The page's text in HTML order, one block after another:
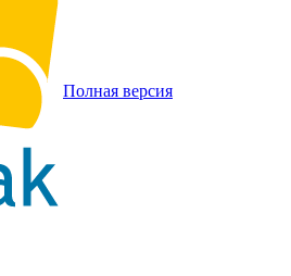
Полная версия